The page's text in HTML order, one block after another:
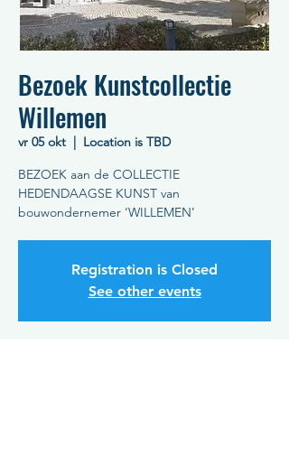
Bezoek Kunstcollectie
Willemen
vr 05 okt
  |
Location is TBD
BEZOEK aan de COLLECTIE
HEDENDAAGSE KUNST van
bouwondernemer ‘WILLEMEN’
Registration is Closed
See other events